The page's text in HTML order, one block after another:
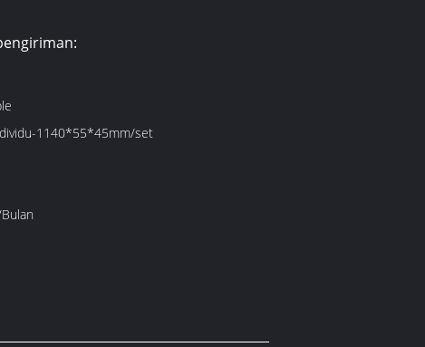
1140*55*45mm/set